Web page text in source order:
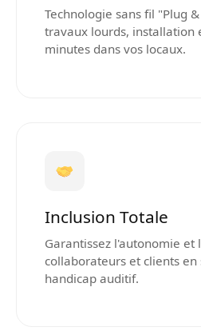
Technologie sans fil "Plug
travaux lourds, installation
minutes dans vos locaux.
Inclusion Totale
Garantissez l'autonomie et
collaborateurs et clients
handicap auditif.